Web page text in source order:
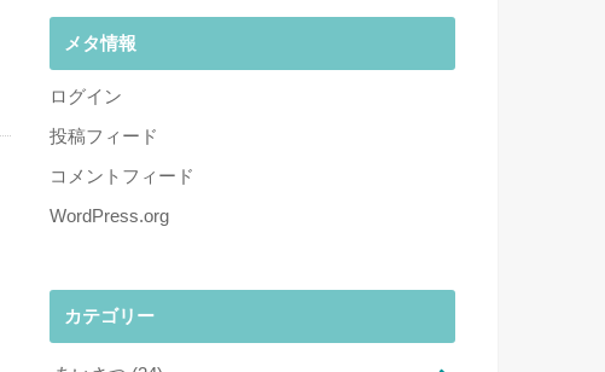
メタ情報
ログイン
投稿フィード
コメントフィード
WordPress.org
カテゴリー